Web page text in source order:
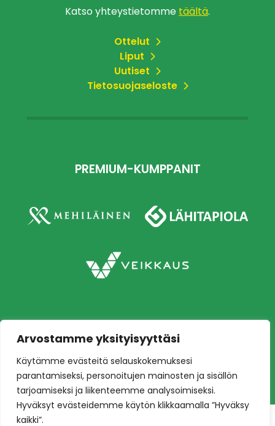
Arvostamme yksityisyyttäsi
Käytämme evästeitä selauskokemuksesi
parantamiseksi, personoitujen mainosten ja sisällön
tarjoamiseksi ja liikenteemme analysoimiseksi.
Hyväksyt evästeidemme käytön klikkaamalla ”Hyväksy
kaikki”.
Katso yhteystietomme täältä.
Ottelut
Liput
Uutiset
Tietosuojaseloste
PREMIUM-KUMPPANIT
edustusjoukkue
Toteutus:Mainostoimisto Värikäs